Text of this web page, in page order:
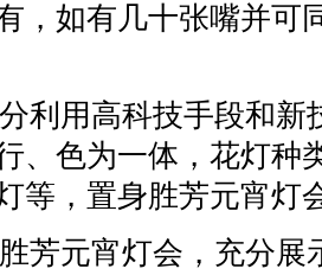
，如有几十张嘴并可
利用高科技手段和新
、色为一体，花灯种
等，置身胜芳元宵灯
芳元宵灯会，充分展